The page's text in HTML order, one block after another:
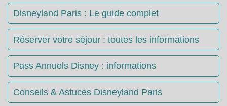
Disneyland Paris : Le guide complet
Réserver votre séjour : toutes les informations
Pass Annuels Disney : informations
Conseils & Astuces Disneyland Paris